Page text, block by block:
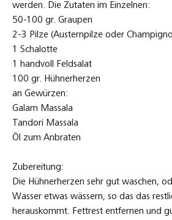
werden. Die Zutaten im Einzelnen:
50-100 gr. Graupen
2-3 Pilze (Austernpilze oder
1 Schalotte
1 handvoll Feldsalat
100 gr. Hühnerherzen
an Gewürzen:
Galam Massala
Tandori Massala
Öl zum Anbraten
Zubereitung:
Die Hühnerherzen sehr gut waschen,
Wasser etwas wässern, so das das
herauskommt. Fettrest entfernen und